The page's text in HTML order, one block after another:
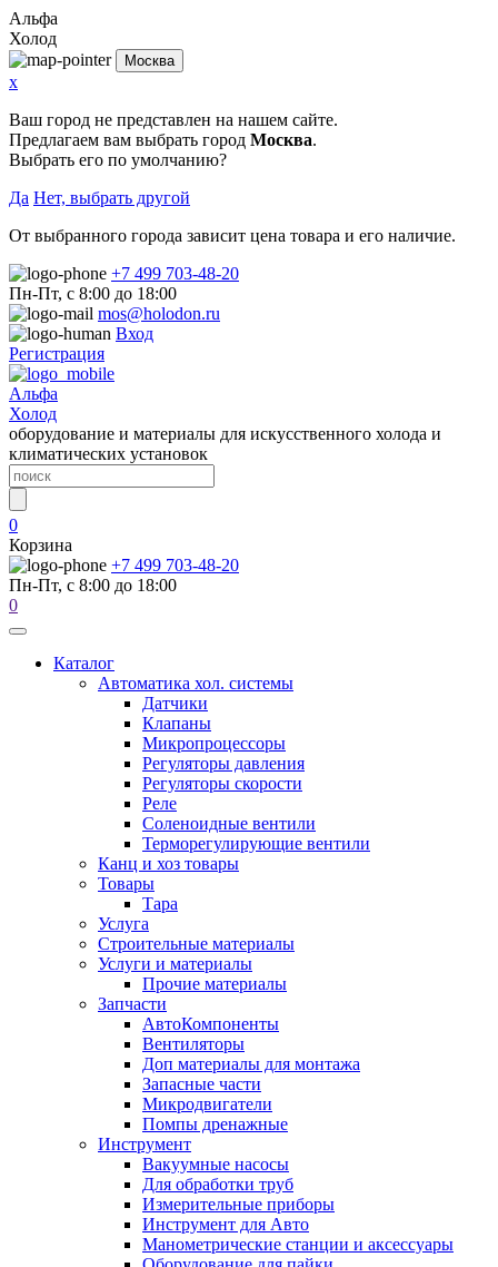
Альфа
Холод
Москва
x
Ваш город не представлен на нашем сайте.
Предлагаем вам выбрать город Москва.
Выбрать его по умолчанию?
Да Нет, выбрать другой
От выбранного города зависит цена товара и его наличие.
+7 499 703-48-20
Пн-Пт, с 8:00 до 18:00
mos@holodon.ru
Вход
Регистрация
Альфа
Холод
оборудование и материалы для искусственного холода и
климатических установок
0
Корзина
+7 499 703-48-20
Пн-Пт, с 8:00 до 18:00
0
Каталог
Автоматика хол. системы
Датчики
Клапаны
Микропроцессоры
Регуляторы давления
Регуляторы скорости
Реле
Соленоидные вентили
Терморегулирующие вентили
Канц и хоз товары
Товары
Тара
Услуга
Строительные материалы
Услуги и материалы
Прочие материалы
Запчасти
АвтоКомпоненты
Вентиляторы
Доп материалы для монтажа
Запасные части
Микродвигатели
Помпы дренажные
Инструмент
Вакуумные насосы
Для обработки труб
Измерительные приборы
Инструмент для Авто
Манометрические станции и аксессуары